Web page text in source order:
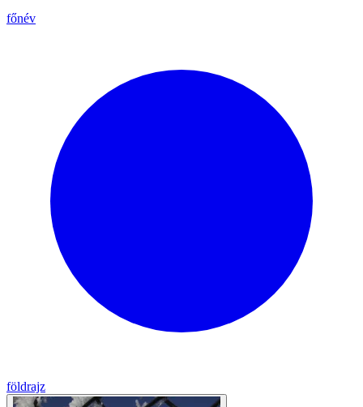
főnév
földrajz